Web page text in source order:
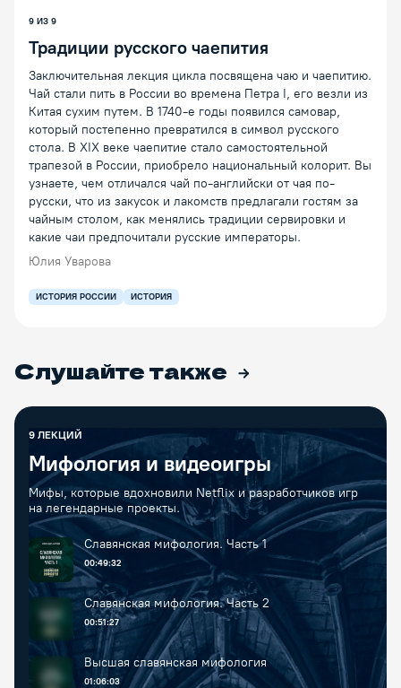
9 ИЗ 9
Традиции русского чаепития
Заключительная лекция цикла посвящена чаю и чаепитию.
Чай стали пить в России во времена Петра I, его везли из
Китая сухим путем. В 1740-е годы появился самовар,
который постепенно превратился в символ русского
стола. В XIX веке чаепитие стало самостоятельной
трапезой в России, приобрело национальный колорит. Вы
узнаете, чем отличался чай по-английски от чая по-
русски, что из закусок и лакомств предлагали гостям за
чайным столом, как менялись традиции сервировки и
какие чаи предпочитали русские императоры.
Юлия Уварова
ИСТОРИЯ РОССИИ ИСТОРИЯ
Слушайте также
9 ЛЕКЦИЙ
Мифология и видеоигры
Мифы, которые вдохновили Netflix и разработчиков игр
на легендарные проекты.
Славянская мифология. Часть 1
00:49:32
Славянская мифология. Часть 2
00:51:27
Высшая славянская мифология
01:06:03